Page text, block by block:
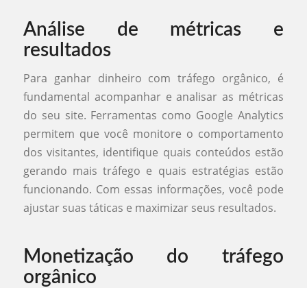
Análise de métricas e
resultados
Para ganhar dinheiro com tráfego orgânico, é
fundamental acompanhar e analisar as métricas
do seu site. Ferramentas como Google Analytics
permitem que você monitore o comportamento
dos visitantes, identifique quais conteúdos estão
gerando mais tráfego e quais estratégias estão
funcionando. Com essas informações, você pode
ajustar suas táticas e maximizar seus resultados.
Monetização do tráfego
orgânico